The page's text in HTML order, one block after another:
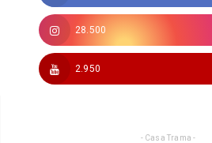
28.500
2.950
- Casa Trama -